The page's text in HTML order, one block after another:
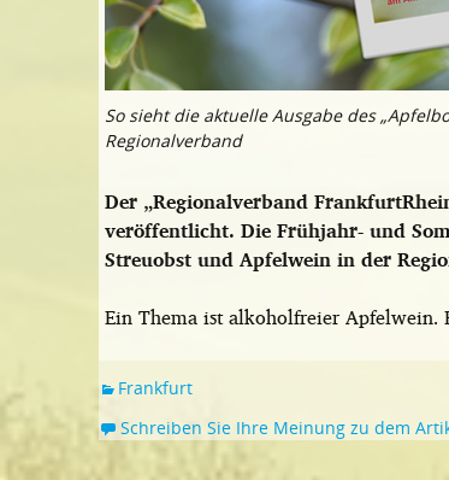
So sieht die aktuelle Ausgabe des
Regionalverband
Der „Regionalverband
veröffentlicht. Die Frühjahr- und
Streuobst und Apfelwein in der
Ein Thema ist alkoholfreier Apfelwein.
Frankfurt
Schreiben Sie Ihre Meinung zu dem